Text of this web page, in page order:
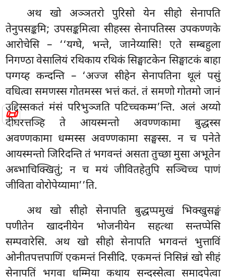
📜
अथ खो अञ्ञतरो पुरिसो येन सीहो सेनापति
तेनुपसङ्कमि; उपसङ्कमित्वा सीहस्स सेनापतिस्स उपकण्णके
आरोचेसि – ‘‘यग्घे, भन्ते, जानेय्यासि! एते सम्बहुला
निगण्ठा वेसालियं रथिकाय रथिकं सिङ्घाटकेन सिङ्घाटकं बाहा
पग्गय्ह कन्दन्ति – ‘अज्ज सीहेन सेनापतिना थूलं पसुं
वधित्वा समणस्स गोतमस्स भत्तं कतं. तं समणो गोतमो जानं
उद्दिस्सकतं मंसं परिभुञ्जतिपटिच्चकम्म’न्ति. अलं अय्यो
दीघरत्तञ्हि ते आयस्मन्तो अवण्णकामा बुद्धस्स
अवण्णकामा धम्मस्स अवण्णकामा सङ्घस्स. न च पनेते
आयस्मन्तो जिरिदन्ति तं भगवन्तं असता तुच्छा मुसा अभूतेन
अब्भाचिक्खितुं; न च मयं जीवितहेतुपि सञ्चिच्च पाणं
जीविता वोरोपेय्यामा’’ति.
अथ खो सीहो सेनापति बुद्धप्पमुखं भिक्खुसङ्घं
पणीतेन खादनीयेन भोजनीयेन सहत्था सन्तप्पेसि
सम्पवारेसि. अथ खो सीहो सेनापति भगवन्तं भुत्ताविं
ओनीतपत्तपाणिं एकमन्तं निसीदि. एकमन्तं निसिन्नं खो सीहं
सेनापतिं भगवा धम्मिया कथाय सन्दस्सेत्वा समादपेत्वा